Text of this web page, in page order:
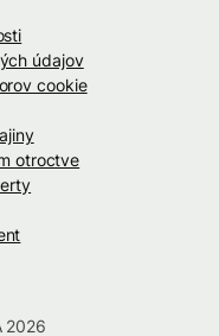
údajov
cookie
otroctve
2026